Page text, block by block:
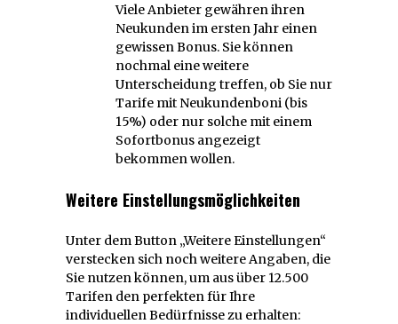
Viele Anbieter gewähren ihren
Neukunden im ersten Jahr einen
gewissen Bonus. Sie können
nochmal eine weitere
Unterscheidung treffen, ob Sie nur
Tarife mit Neukundenboni (bis
15%) oder nur solche mit einem
Sofortbonus angezeigt
bekommen wollen.
Weitere Einstellungsmöglichkeiten
Unter dem Button „Weitere Einstellungen“
verstecken sich noch weitere Angaben, die
Sie nutzen können, um aus über 12.500
Tarifen den perfekten für Ihre
individuellen Bedürfnisse zu erhalten: